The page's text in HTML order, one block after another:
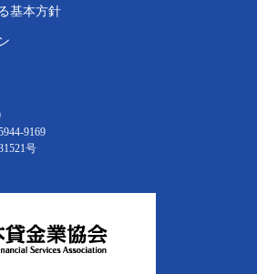
基本方針
9169
号